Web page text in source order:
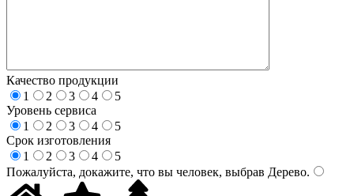
Качество продукции
1
2 3 4
5
Уровень сервиса
1
2 3 4
5
Срок изготовления
1
2 3 4
5
Пожалуйста, докажите, что вы человек, выбрав Дерево.